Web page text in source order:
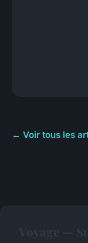
← Voir tous les